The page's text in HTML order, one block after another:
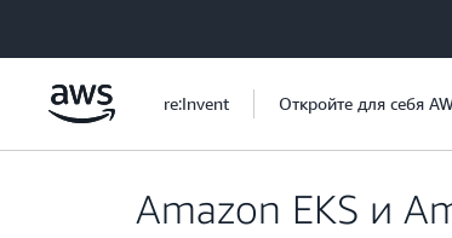
re:Invent Откройте для себя
Amazon EKS и